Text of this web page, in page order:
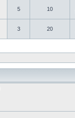
5 10
3 20